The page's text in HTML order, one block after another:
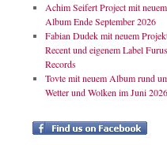
Achim Seifert Project mit neuem
Album Ende September 2026
Fabian Dudek mit neuem
Recent und eigenem Label
Records
Tovte mit neuem Album rund
Wetter und Wolken im Juni 2026